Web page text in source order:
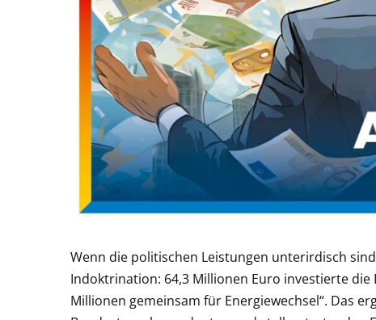
Wenn die politischen Leistungen unterirdisch
Indoktrination: 64,3 Millionen Euro investierte
Millionen gemeinsam für Energiewechsel“. Das